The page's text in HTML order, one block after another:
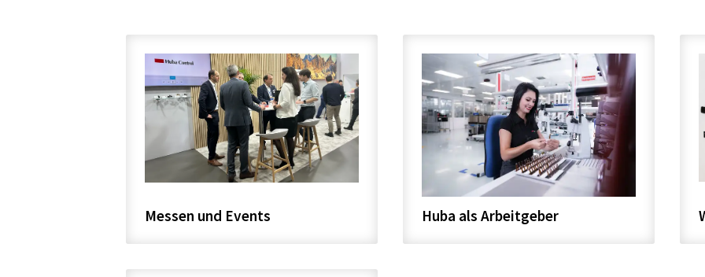
Messen und Events Huba als Arbeitgeber